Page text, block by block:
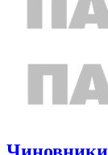
Чиновники